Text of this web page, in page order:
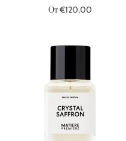
От €120,00